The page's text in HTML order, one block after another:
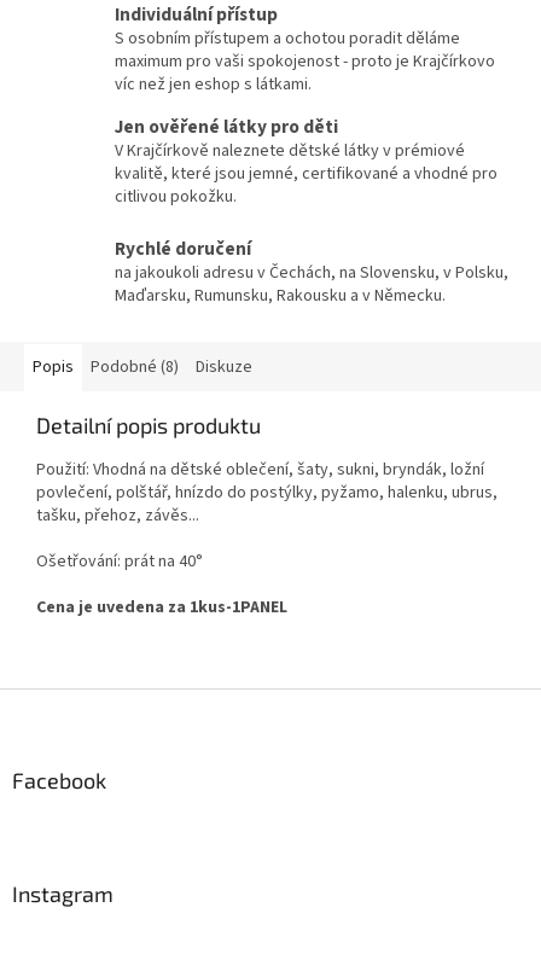
Individuální přístup
S osobním přístupem a ochotou poradit děláme
maximum pro vaši spokojenost - proto je Krajčírkovo
víc než jen eshop s látkami.
Jen ověřené látky pro děti
V Krajčírkově naleznete dětské látky v prémiové
kvalitě, které jsou jemné, certifikované a vhodné pro
citlivou pokožku.
Rychlé doručení
na jakoukoli adresu v Čechách, na Slovensku, v Polsku,
Maďarsku, Rumunsku, Rakousku a v Německu.
Popis Podobné (8) Diskuze
Detailní popis produktu
Použití: Vhodná na dětské oblečení, šaty, sukni, bryndák, ložní
povlečení, polštář, hnízdo do postýlky, pyžamo, halenku, ubrus,
tašku, přehoz, závěs...
Ošetřování: prát na 40°
Cena je uvedena za 1kus-1PANEL
Facebook
Instagram